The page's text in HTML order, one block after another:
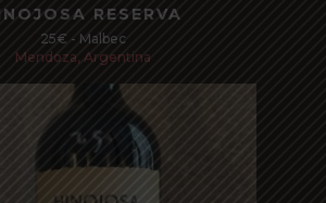
RESERVA
25€ - Malbec
Mendoza, Argentina